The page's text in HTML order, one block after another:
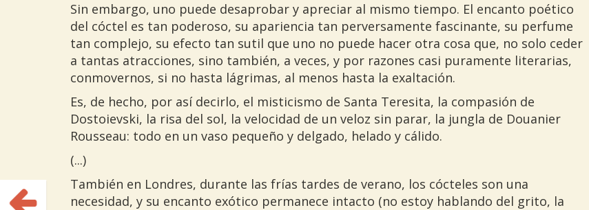
Sin embargo, uno puede desaprobar y apreciar al mismo tiempo. El encanto poético
del cóctel es tan poderoso, su apariencia tan perversamente fascinante, su perfume
tan complejo, su efecto tan sutil que uno no puede hacer otra cosa que, no solo ceder
a tantas atracciones, sino también, a veces, y por razones casi puramente literarias,
conmovernos, si no hasta lágrimas, al menos hasta la exaltación.
Es, de hecho, por así decirlo, el misticismo de Santa Teresita, la compasión de
Dostoievski, la risa del sol, la velocidad de un veloz sin parar, la jungla de Douanier
Rousseau: todo en un vaso pequeño y delgado, helado y cálido.
(...)
También en Londres, durante las frías tardes de verano, los cócteles son una
necesidad, y su encanto exótico permanece intacto (no estoy hablando del grito, la